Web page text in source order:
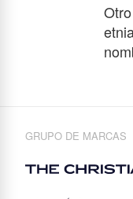
GRUPO DE MARCAS